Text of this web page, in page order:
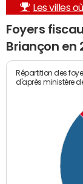
Les villes
Foyers
Briançon en
Répartition des
d'après ministère